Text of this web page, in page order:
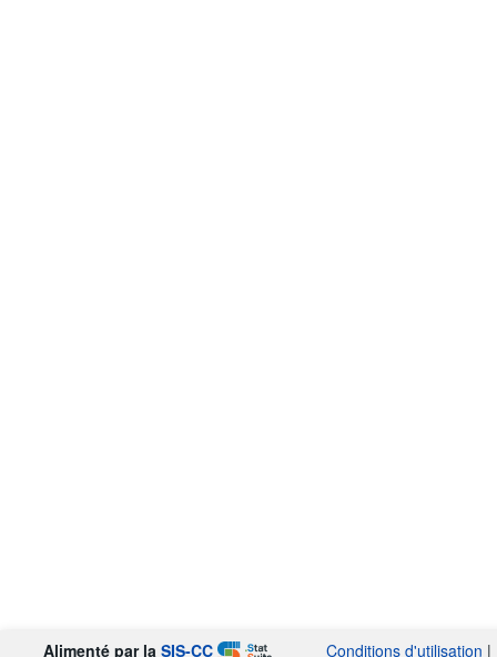
Alimenté par laSIS-CC Conditions d'utilisation |